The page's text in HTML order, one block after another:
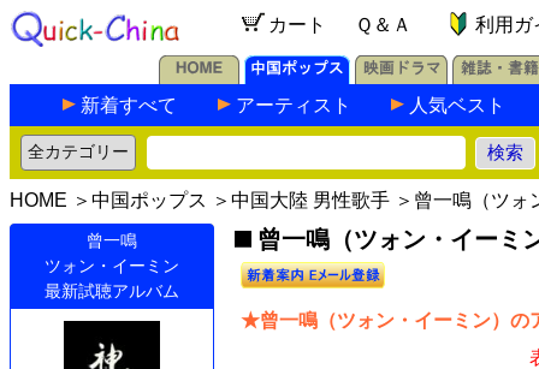
カート Ｑ＆Ａ 利用ガ
新着すべて アーティスト 人気ベスト
HOME ＞ 中国ポップス ＞ 中国大陸 男性歌手 ＞曾一鳴（ツォ
曾一鳴
ツォン・イーミン
最新試聴アルバム
曾一鳴（ツォン・イーミ
★曾一鳴（ツォン・イーミン）の